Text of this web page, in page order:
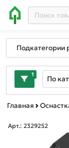
Подкатегории
1 По
Главная Оснастка к
Арт.: 2329252